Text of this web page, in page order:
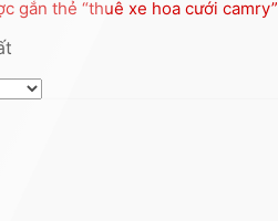
gắn thẻ “thuê xe hoa cưới camry”